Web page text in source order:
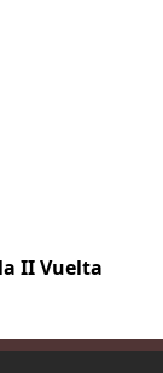
II Vuelta